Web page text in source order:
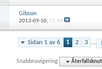
Gibson
2013-09-10, 11:49
Sidan 1 av 6 1 2 3 ...
Snabbnavigering